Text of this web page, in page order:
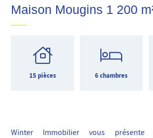
Maison Mougins 1 200
15 pièces 6 chambres
Winter Immobilier vous présente